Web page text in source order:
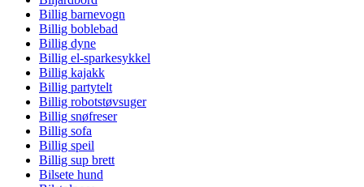
Billig barnevogn
Billig boblebad
Billig dyne
Billig el-sparkesykkel
Billig kajakk
Billig partytelt
Billig robotstøvsuger
Billig snøfreser
Billig sofa
Billig speil
Billig sup brett
Bilsete hund